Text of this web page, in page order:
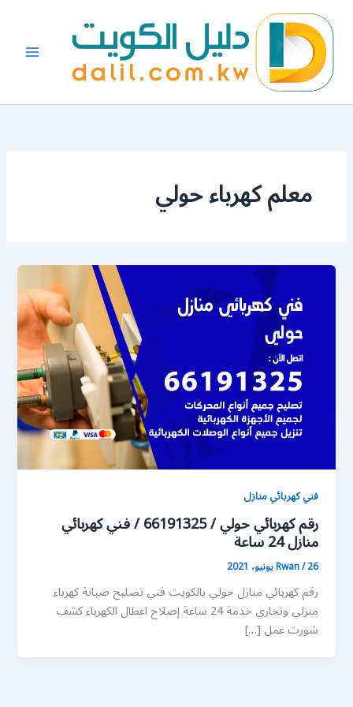
المحتوى
معلم كهرباء حولي
فني كهربائي منازل
رقم كهربائي حولي / 66191325 / فني كهربائي
منازل 24 ساعة
Rwan/26 يونيو، 2021
رقم كهربائي منازل حولي بالكويت فني تصليح صيانة كهرباء
منزلي وتجاري خدمة 24 ساعة إصلاح اعطال الكهرباء كشف
شورت عمل […]